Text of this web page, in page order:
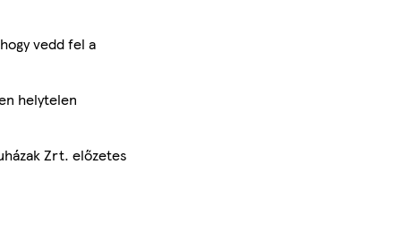
vedd fel a
helytelen
Zrt. előzetes